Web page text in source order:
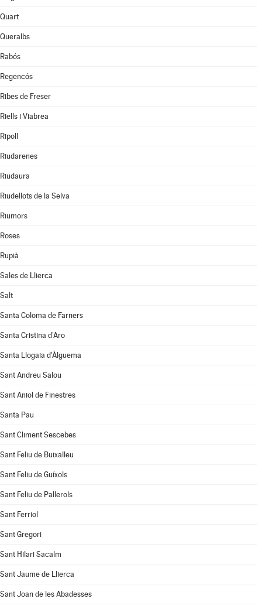
Quart
Queralbs
Rabós
Regencós
Ribes de Freser
Riells i Viabrea
Ripoll
Riudarenes
Riudaura
Riudellots de la Selva
Riumors
Roses
Rupià
Sales de Llierca
Salt
Santa Coloma de Farners
Santa Cristina d'Aro
Santa Llogaia d'Àlguema
Sant Andreu Salou
Sant Aniol de Finestres
Santa Pau
Sant Climent Sescebes
Sant Feliu de Buixalleu
Sant Feliu de Guíxols
Sant Feliu de Pallerols
Sant Ferriol
Sant Gregori
Sant Hilari Sacalm
Sant Jaume de Llierca
Sant Joan de les Abadesses